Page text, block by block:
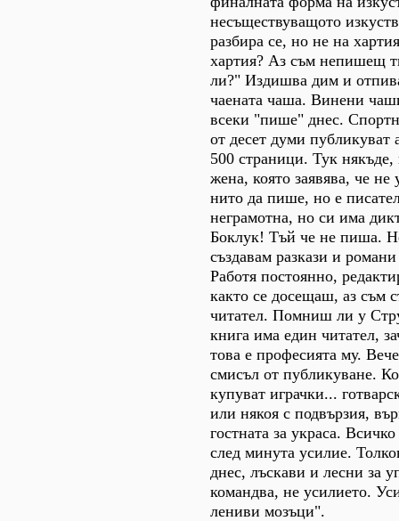
несъществуващото
разбира се, но не на
хартия? Аз съм непишещ
ли?" Издишва дим и
чаената чаша. Винени
всеки "пише" днес.
от десет думи публикуват
500 страници. Тук някъде,
жена, която заявява, че не
нито да пише, но е
неграмотна, но си има
Боклук! Тъй че не пиша.
създавам разкази и
Работя постоянно,
както се досещаш, аз съм
читател. Помниш ли у
книга има един читател,
това е професията му.
смисъл от публикуване.
купуват играчки...
или някоя с подвързия,
гостната за украса.
след минута усилие.
днес, лъскави и лесни за
командва, не усилието.
лениви мозъци".